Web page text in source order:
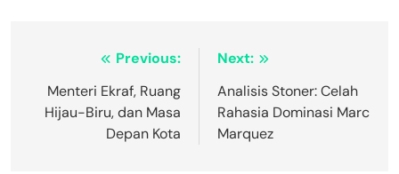
Navigasi
pos
Previous:
Menteri Ekraf, Ruang
Hijau-Biru, dan Masa
Depan Kota
Next:
Analisis Stoner: Celah
Rahasia Dominasi Marc
Marquez